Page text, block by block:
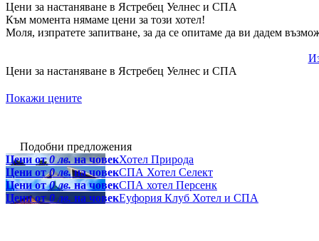
Цени за настаняване в Ястребец Уелнес и СПА
Към момента нямаме цени за този хотел!
Моля, изпратете запитване, за да се опитаме да ви дадем
Цени за настаняване в Ястребец Уелнес и СПА
Покажи цените
Подобни предложения
Цени от0 лв. на човекХотел Природа
Цени от0 лв.на човекСПА Хотел Селект
Цени от0 лв. на човекСПА хотел Персенк
Цени от0 лв. на човекЕуфория Клуб Хотел и СПА